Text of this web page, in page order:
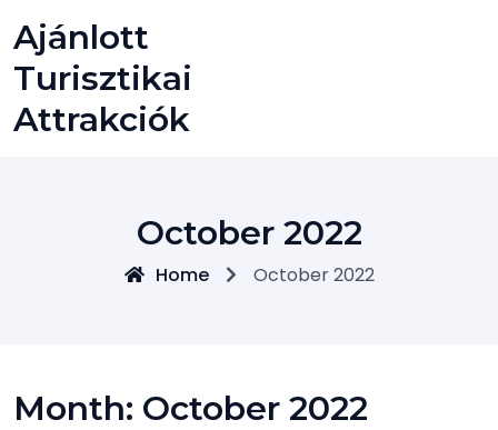
to
content
Ajánlott
Turisztikai
Attrakciók
October 2022
Home October 2022
Month: October 2022